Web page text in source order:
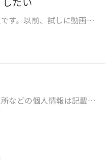
付をお願いします。​​ 以
お願いいたします。​
式会社の製品」について
す。以前、試しに動画を
た自分の声を聴いた瞬
しさに襲われ、怖くなっ
声は全体的に低いのです
っぽくて気持ち悪い」と
の配信者になって見返し
、いざ自分の声を聴くと
み上げてくるほど悩んで
ため、周囲のデータや波
分の耳が拒絶してしまい
などの個人情報は記載し
サービス名を記入してく
続サービス ）】 ▼ど
相談したいこと、トラブ
ーなどを教えてくださ